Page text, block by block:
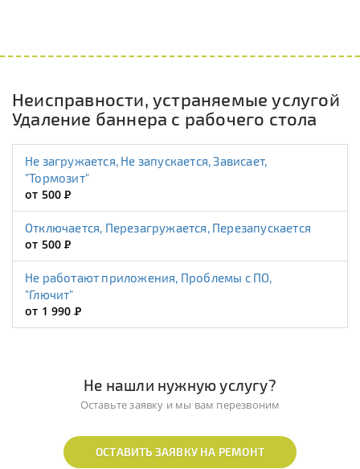
Неисправности, устраняемые услугой
Удаление баннера с рабочего стола
Не загружается, Не запускается, Зависает,
"Тормозит"
от 500Р
Отключается, Перезагружается, Перезапускается
от 500Р
Не работают приложения, Проблемы с ПО,
"Глючит"
от 1 990Р
Не нашли нужную услугу?
Оставьте заявку и мы вам перезвоним
ОСТАВИТЬ ЗАЯВКУ НА РЕМОНТ